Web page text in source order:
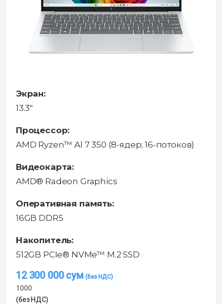
Экран:
13.3"
Процессор:
AMD Ryzen™ Al 7 350 (8-ядер; 16-потоков)
Видеокарта:
AMD® Radeon Graphics
Оперативная память:
16GB DDR5
Накопитель:
512GB PCIe® NVMe™ M.2 SSD
12 300 000сум
1000
(без НДС)